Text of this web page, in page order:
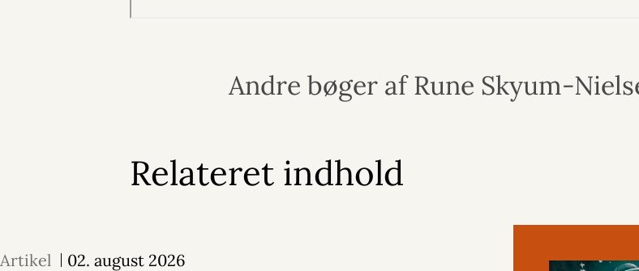
Andre bøger af Rune Skyum-
Relateret indhold
Artikel 02. august 2026